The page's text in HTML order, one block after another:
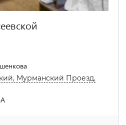
Мурманский Проезд,